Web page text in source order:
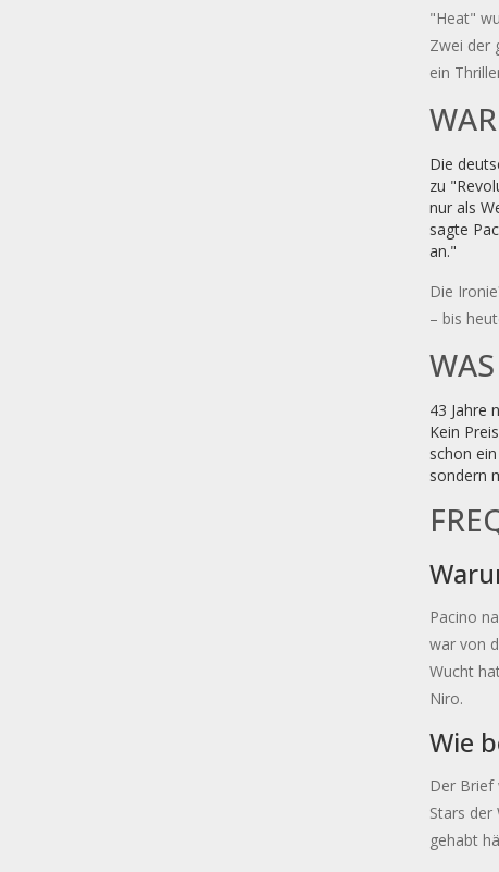
"Heat"
Zwei der
ein
Die
zu
nur als
sagte
an."
Die
– bis
43 Jahre
Kein
schon
sondern
Pacino
war von
Wucht
Niro.
Wie
Der
Stars der
gehabt